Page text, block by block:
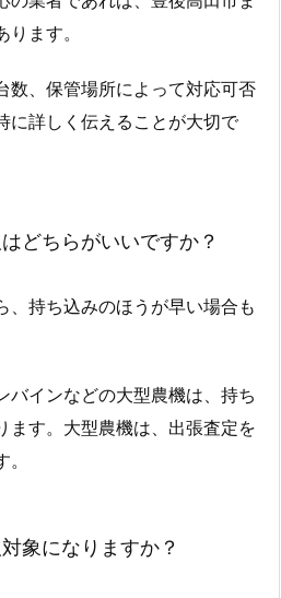
ます。
数、保管場所によって対応可否
に詳しく伝えることが大切で
どちらがいいですか？
、持ち込みのほうが早い場合も
バインなどの大型農機は、持ち
ます。大型農機は、出張査定を
象になりますか？